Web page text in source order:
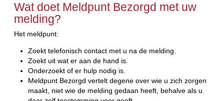
Wat doet Meldpunt Bezorgd met uw
melding?
Het meldpunt:
Zoekt telefonisch contact met u na de melding.
Zoekt uit wat er aan de hand is.
Onderzoekt of er hulp nodig is.
Meldpunt Bezorgd vertelt degene over wie u zich zorgen
maakt, niet wie de melding gedaan heeft, behalve als u